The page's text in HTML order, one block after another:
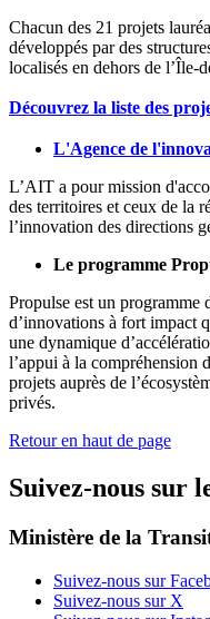
Chacun des 21 projets
développés par des
localisés en dehors de l’Île-
Découvrez la liste des
L'Agence de
L’AIT a pour mission
des territoires et ceux de la
l’innovation des directions
Le programme
Propulse est un programme
d’innovations à fort impact
une dynamique
l’appui à la compréhension
projets auprès de
privés.
Retour en haut de page
Suivez-nous sur
Ministère de la
Suivez-nous sur
Suivez-nous sur X